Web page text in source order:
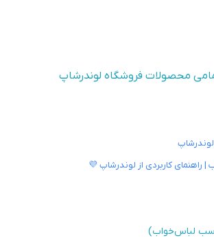
محصولات فروشگاه لوندرشاپ
کاربردی از لوندرشاپ 💜